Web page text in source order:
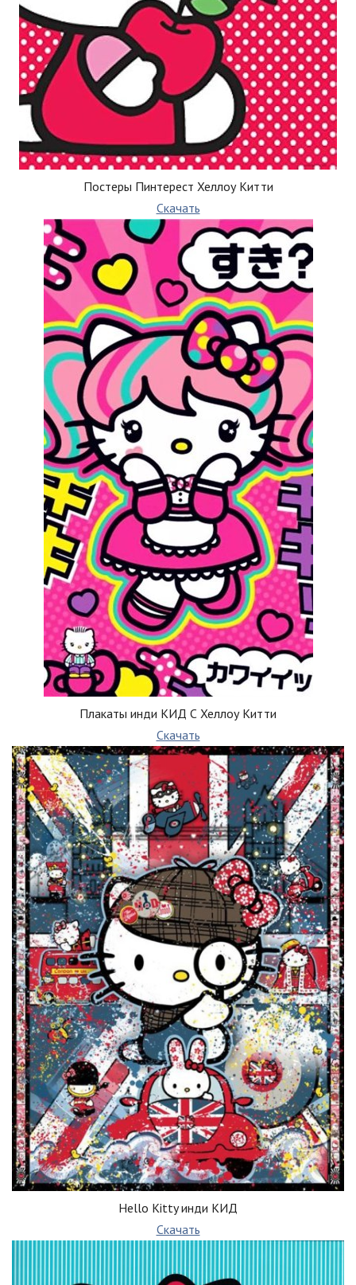
Постеры Пинтерест Хеллоу Китти
Скачать
Плакаты инди КИД С Хеллоу Китти
Скачать
Hello Kitty инди КИД
Скачать